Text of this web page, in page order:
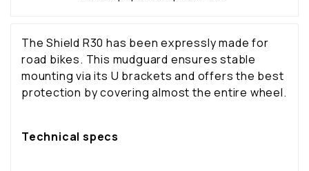
The Shield R30 has been expressly made for
road bikes. This mudguard ensures stable
mounting via its U brackets and offers the best
protection by covering almost the entire wheel.
Technical specs